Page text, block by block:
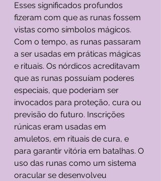
Esses significados profundos
fizeram com que as runas fossem
vistas como símbolos mágicos.
Com o tempo, as runas passaram
a ser usadas em práticas mágicas
e rituais. Os nórdicos acreditavam
que as runas possuíam poderes
especiais, que poderiam ser
invocados para proteção, cura ou
previsão do futuro. Inscrições
rúnicas eram usadas em
amuletos, em rituais de cura, e
para garantir vitória em batalhas. O
uso das runas como um sistema
oracular se desenvolveu